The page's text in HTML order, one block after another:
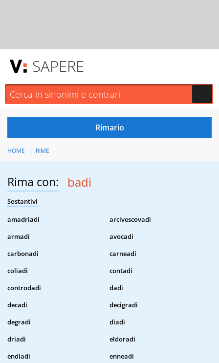
SAPERE
HOME RIME
Rima con: badi
Sostantivi
amadriadi
arcivescovadi
armadi
avocadi
carbonadi
carneadi
coliadi
contadi
controdadi
dadi
decadi
decigradi
degradi
diadi
driadi
eldoradi
endiadi
enneadi